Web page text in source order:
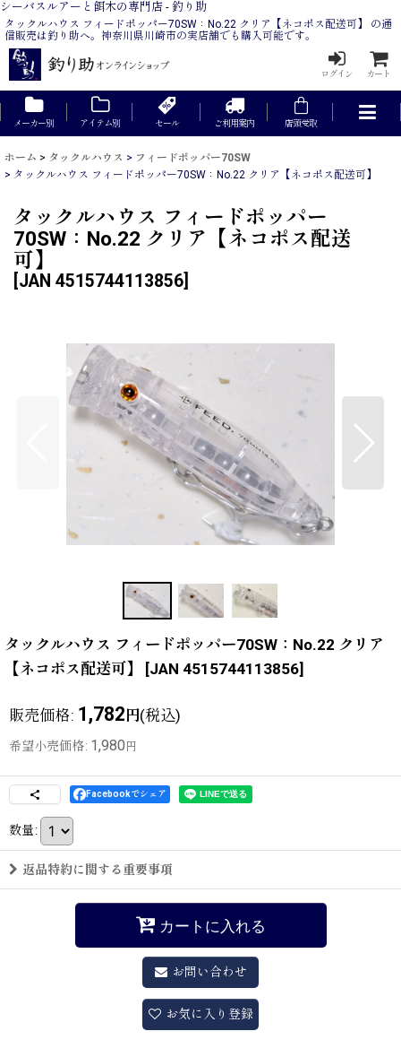
シーバスルアーと餌木の専門店 - 釣り助
タックルハウス フィードポッパー70SW：No.22 クリア【ネコポス配送可】 の通
信販売は釣り助へ。神奈川県川崎市の実店舗でも購入可能です。
ログイン カート
メーカー別 アイテム別 セール ご利用案内 店頭受取
ホーム > タックルハウス > フィードポッパー70SW
> タックルハウス フィードポッパー70SW：No.22 クリア【ネコポス配送可】
タックルハウス フィードポッパー
70SW：No.22 クリア【ネコポス配送
可】
JAN 4515744113856
タックルハウス フィードポッパー70SW：No.22 クリア
【ネコポス配送可】
[JAN 4515744113856]
販売価格: 1,782円(税込)
希望小売価格: 1,980 円
Facebookでシェア
数量:
返品特約に関する重要事項
カートに入れる
お問い合わせ
お気に入り登録